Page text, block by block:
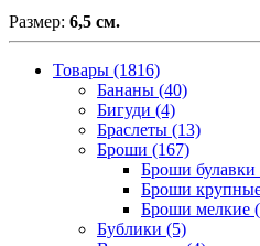
Размер: 6,5 см.
Товары (1816)
Бананы (40)
Бигуди (4)
Браслеты (13)
Броши (167)
Броши булавки
Броши
Броши мелкие
Бублики (5)